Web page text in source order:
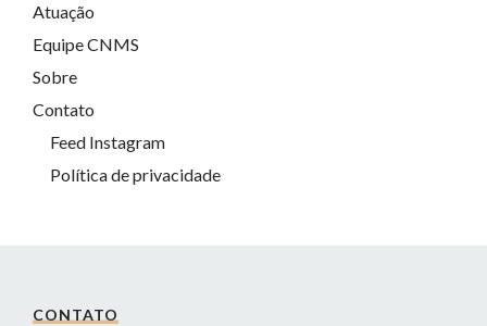
Atuação
Equipe CNMS
Sobre
Contato
Feed Instagram
Política de privacidade
CONTATO